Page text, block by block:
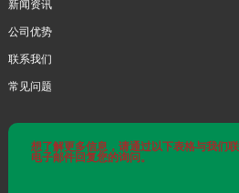
新闻资讯
公司优势
联系我们
常见问题
想了解更多信息，请通过以下表格与我们
电子邮件回复您的询问。